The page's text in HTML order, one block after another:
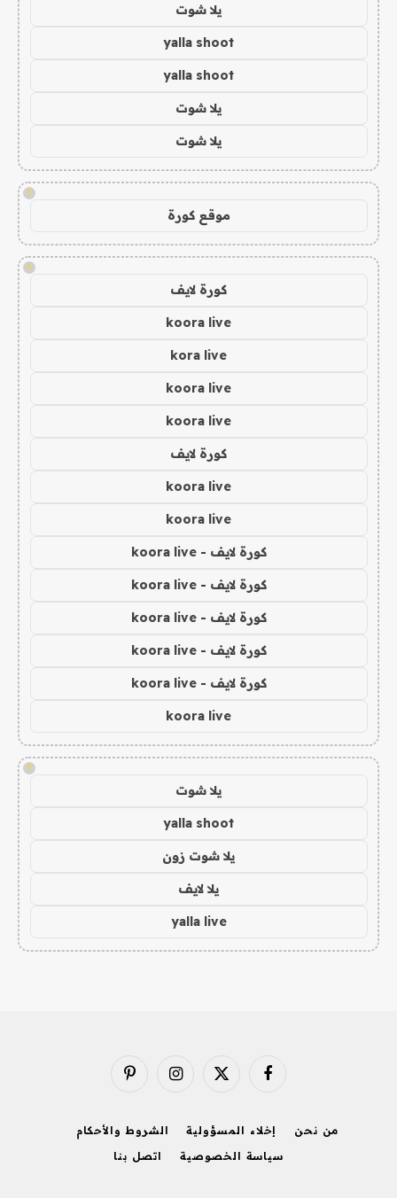
يلا شوت
yalla shoot
yalla shoot
يلا شوت
يلا شوت
!
موقع كورة
!
كورة لايف
koora live
kora live
koora live
koora live
كورة لايف
koora live
koora live
كورة لايف - koora live
كورة لايف - koora live
كورة لايف - koora live
كورة لايف - koora live
كورة لايف - koora live
koora live
!
يلا شوت
yalla shoot
يلا شوت زون
يلا لايف
yalla live
فيسبوك X
الانستغرامبينتيريست
من نحن إخلاء المسؤولية
الشروط والأحكام
سياسة الخصوصية
اتصل بنا